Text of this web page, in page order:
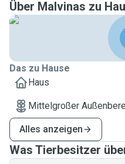
Über Malvinas zu
Das zu Hause
Haus
Mittelgroßer
Alles anzeigen
Was Tierbesitzer